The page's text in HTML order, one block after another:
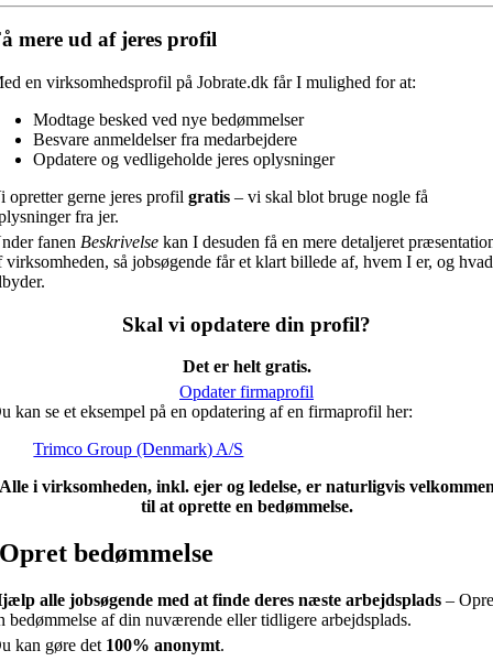
mere ud af jeres profil
en virksomhedsprofil på Jobrate.dk får I mulighed for at:
Modtage besked ved nye bedømmelser
Besvare anmeldelser fra medarbejdere
Opdatere og vedligeholde jeres oplysninger
opretter gerne jeres profilgratis – vi skal blot bruge nogle få
fra jer.
fanen Beskrivelse kan I desuden få en mere detaljeret
virksomheden, så jobsøgende får et klart billede af, hvem I er, og
Skal vi opdatere din profil?
Det er helt gratis.
Opdater firmaprofil
kan se et eksempel på en opdatering af en firmaprofil her:
Trimco Group (Denmark) A/S
i virksomheden, inkl. ejer og ledelse, er naturligvis
til at oprette en bedømmelse.
Opret bedømmelse
alle jobsøgende med at finde deres næste arbejdsplads –
bedømmelse af din nuværende eller tidligere arbejdsplads.
kan gøre det 100% anonymt.